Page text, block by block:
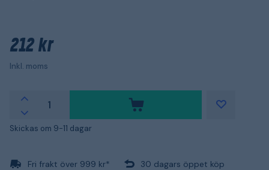
212 kr
Inkl. moms
Skickas om 9-11 dagar
Fri frakt över 999 kr* 30 dagars öppet köp